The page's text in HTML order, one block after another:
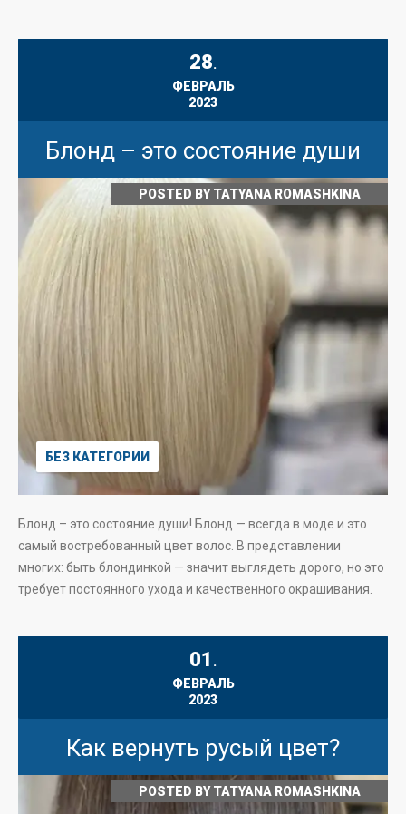
28.
ФЕВРАЛЬ
2023
Блонд – это состояние души
POSTED BYTATYANA ROMASHKINA
БЕЗ КАТЕГОРИИ
Блонд – это состояние души! Блонд — всегда в моде и это
самый востребованный цвет волос. В представлении
многих: быть блондинкой — значит выглядеть дорого, но это
требует постоянного ухода и качественного окрашивания.
01 .
ФЕВРАЛЬ
2023
Как вернуть русый цвет?
POSTED BYTATYANA ROMASHKINA